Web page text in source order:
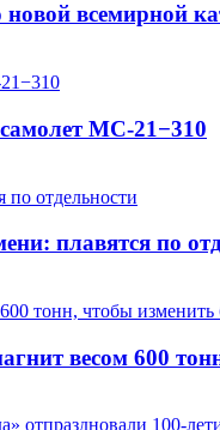
всемирной
МС-21−310
плавятся по
весом 600